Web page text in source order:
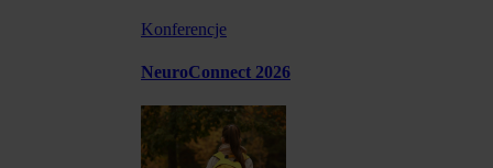
Konferencje
NeuroConnect 2026